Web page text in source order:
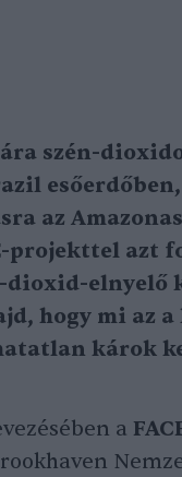
szén-
az
projekttel azt
dioxid-elnyelő
hogy mi az
károk
a